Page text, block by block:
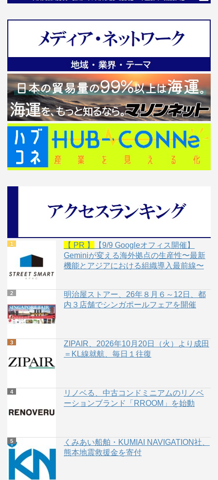
【 PR 】
【9/9 Googleオフィス開催】
Geminiが変える海外拠点の生産性〜最新
機能とアジアにおける組織導入最前線〜
明治屋ストアー、26年８月６～12日、都
内３店舗でシンガポールフェアを開催
ZIPAIR、2026年10月20日（火）より成田
＝KL線就航、毎日１往復
リノベる、中古コンドミニアムのリノベ
ーションブランド「RROOM」を始動
くみあい船舶・KUMIAI NAVIGATION社、
熊本地震救援金を寄付